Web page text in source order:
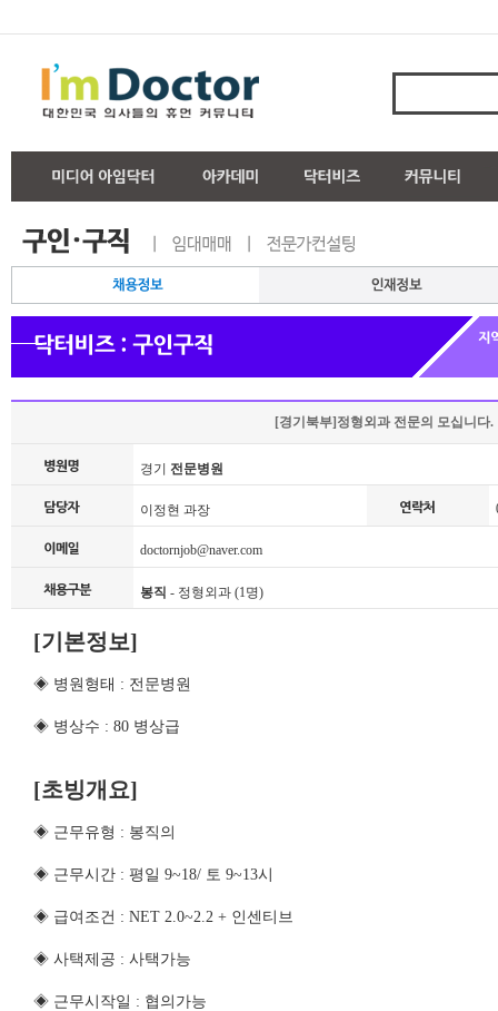
[경기북부]정형외과 전문의 모십니다.
경기 전문병원
이정현 과장
doctornjob@naver.com
봉직 - 정형외과 (1명)
[기본정보]
◈ 병원형태 : 전문병원
◈ 병상수 : 80 병상급
[초빙개요]
◈ 근무유형 : 봉직의
◈ 근무시간 : 평일 9~18/ 토 9~13시
◈ 급여조건 : NET 2.0~2.2 + 인센티브
◈ 사택제공 : 사택가능
◈ 근무시작일 : 협의가능